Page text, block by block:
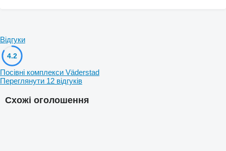
Схожі оголошення
Відгуки
4.2
Посівні комплекси Väderstad
Переглянути 12 відгуків